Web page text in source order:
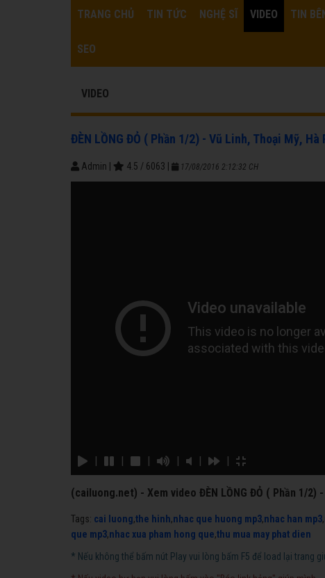
TRANG CHỦ TIN TỨC NGHỆ SĨ VIDEO TIN
SEO
VIDEO
ĐÈN LỒNG ĐỎ ( Phần 1/2) - Vũ Linh, Thoại Mỹ,
Admin 4.5 / 6063 17/08/2016 2:12:32 CH
| | | | | |
(cailuong.net) - Xem video ĐÈN LỒNG ĐỎ ( Phần 1/2)
Tags: cai luong,the hinh,nhac que huong mp3,nhac han mp3,
que mp3,nhac xua pham hong que,thu mua may phat dien
* Nếu không thể bấm nút Play vui lòng bấm F5 để load lại trang